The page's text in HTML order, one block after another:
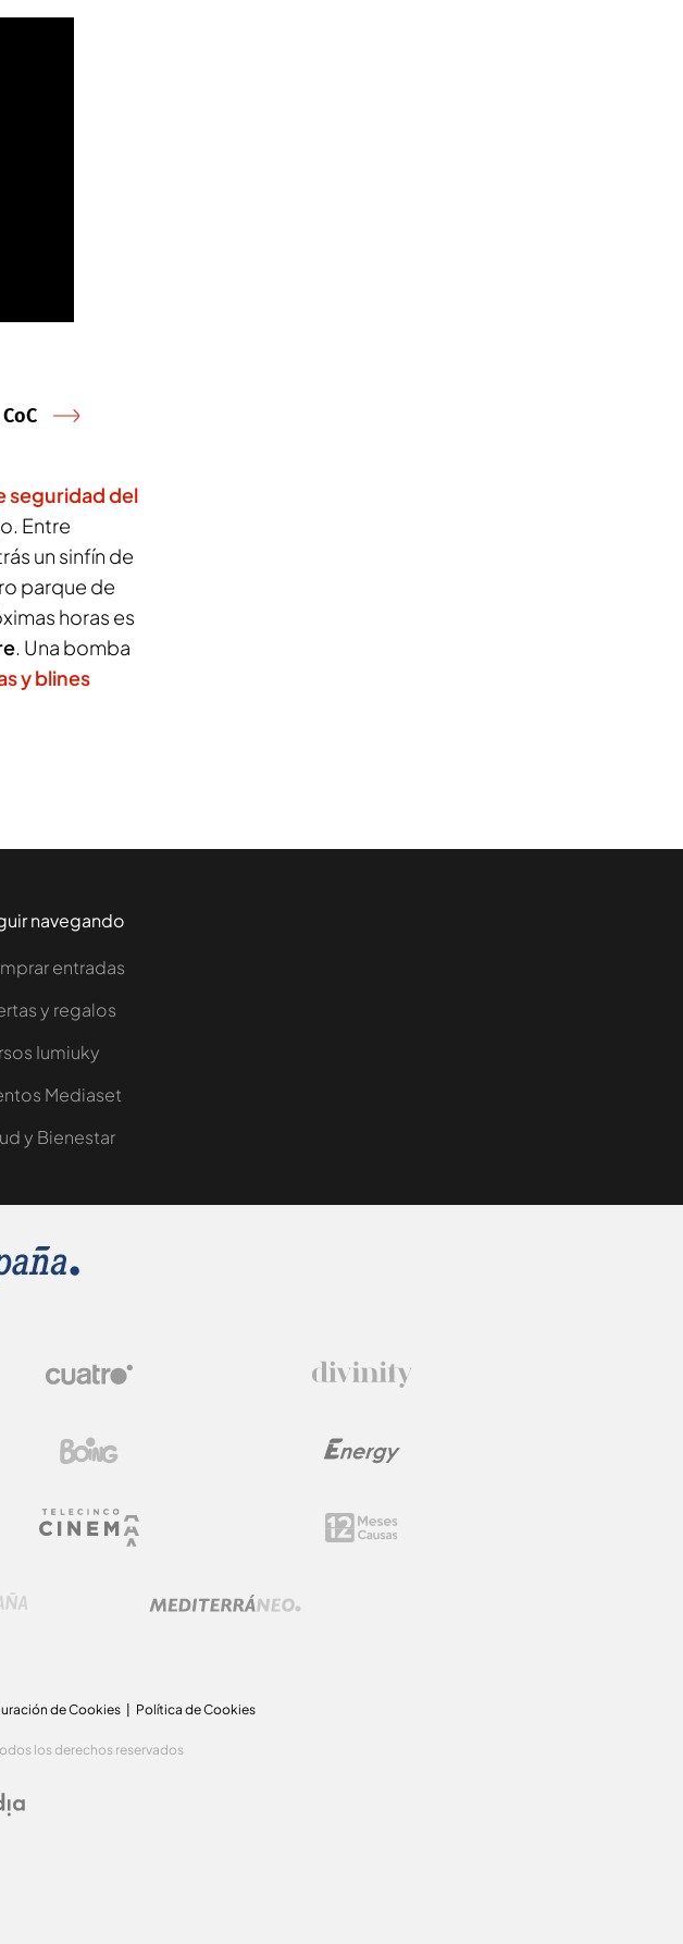
seguridad del
Entre
un sinfín de
parque de
horas es
. Una bomba
y blines
navegando
entradas
y regalos
Iumiuky
Mediaset
y Bienestar
de Cookies Política de Cookies
los derechos reservados